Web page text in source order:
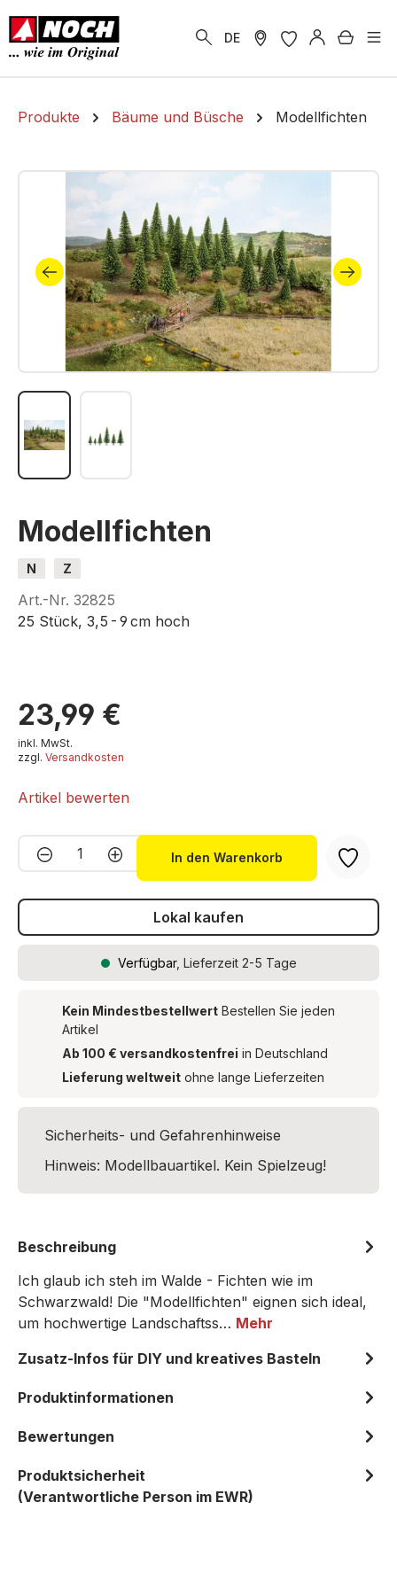
springen
DE
Produkte Bäume und Büsche Modellfichten
Bildergalerie überspringen
Modellfichten
N Z
Art.-Nr. 32825
25 Stück, 3,5 - 9 cm hoch
23,99 €
inkl. MwSt.
zzgl. Versandkosten
Artikel bewerten
Produkt Anzahl: Gib den
In den Warenkorb
Lokal kaufen
Verfügbar, Lieferzeit 2-5 Tage
Kein Mindestbestellwert Bestellen Sie jeden
Artikel
Ab 100 € versandkostenfrei in Deutschland
Lieferung weltweit ohne lange Lieferzeiten
Sicherheits- und Gefahrenhinweise
Hinweis: Modellbauartikel. Kein Spielzeug!
Beschreibung
Ich glaub ich steh im Walde - Fichten wie im
Schwarzwald! Die "Modellfichten" eignen sich ideal,
um hochwertige Landschaftss… Mehr
Zusatz-Infos für DIY und kreatives Basteln
Produktinformationen
Bewertungen
Produktsicherheit
(Verantwortliche Person im EWR)